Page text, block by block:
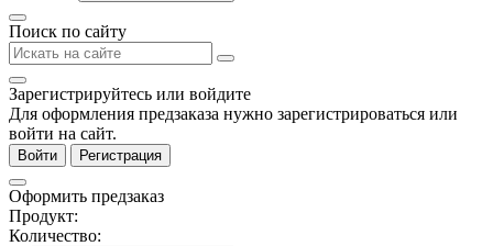
Поиск по сайту
Зарегистрируйтесь или войдите
Для оформления предзаказа нужно зарегистрироваться или
войти на сайт.
Войти Регистрация
Оформить предзаказ
Продукт:
Количество: